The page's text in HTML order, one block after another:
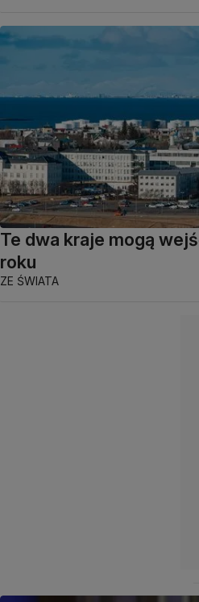
Te dwa kraje mogą
roku
ZE ŚWIATA